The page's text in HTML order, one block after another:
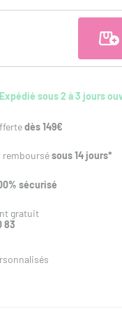
Expédié sous 2 à 3 jours
dès 149€
sous 14 jours*
sécurisé
gratuit
83